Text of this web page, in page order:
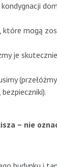
mogą
je
– nie